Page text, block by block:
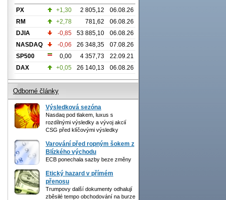
PX +1,30 2 805,12
06.08.26
RM
+2,78 781,62
06.08.26
DJIA
-0,85 53 885,10
06.08.26
NASDAQ
-0,06 26 348,35
07.08.26
SP500
0,00 4 357,73
22.09.21
DAX
+0,05 26 140,13 06.08.26
Odborné články
Výsledková sezóna
Nasdaq pod tlakem, luxus s
rozdílnými výsledky a vývoj akcií
CSG před klíčovými výsledky
Varování před ropným šokem z
Blízkého východu
ECB ponechala sazby beze změny
Etický hazard v přímém
přenosu
Trumpovy další dokumenty odhalují
zběsilé tempo obchodování na burze